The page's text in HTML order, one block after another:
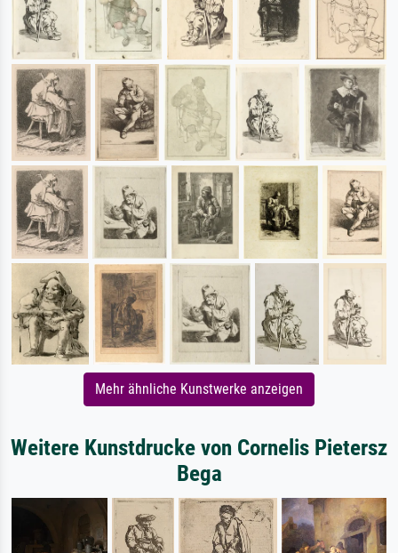
Mehr ähnliche Kunstwerke anzeigen
Weitere Kunstdrucke von Cornelis Pietersz
Bega